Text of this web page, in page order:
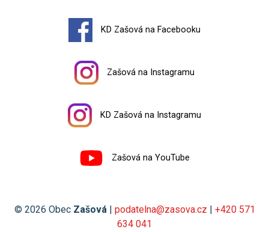
KD Zašová na Facebooku
Zašová na Instagramu
KD Zašová na Instagramu
Zašová na YouTube
© 2026 Obec Zašová | podatelna@zasova.cz | +420 571
634 041